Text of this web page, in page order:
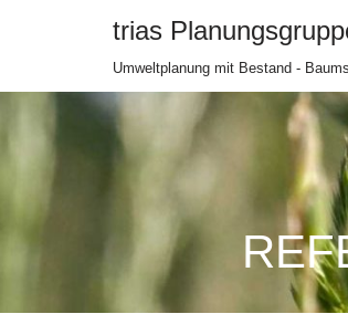
Inhalt
trias
Umweltplanung mit Bestand -